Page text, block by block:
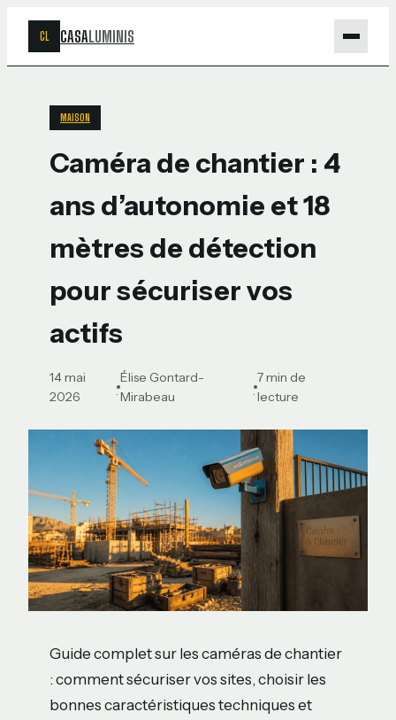
CL CASALUMINIS
MAISON
Caméra de chantier : 4
ans d’autonomie et 18
mètres de détection
pour sécuriser vos
actifs
14 mai
2026
·
Élise Gontard-
Mirabeau
·
7 min de
lecture
Guide complet sur les caméras de chantier
: comment sécuriser vos sites, choisir les
bonnes caractéristiques techniques et